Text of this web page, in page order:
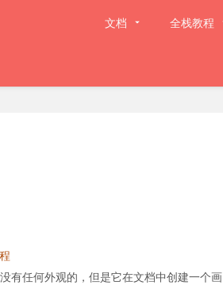
文档 全栈教程
有任何外观的，但是它在文档中创建一个画